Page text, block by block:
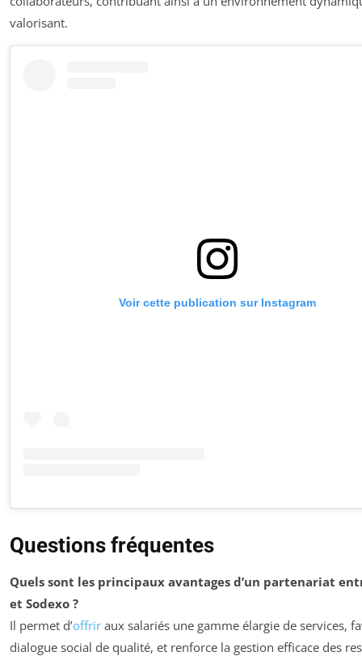
valorisant.
Voir cette publication sur Instagram
Questions fréquentes
Quels sont les principaux avantages d’un partenariat
et Sodexo ?
Il permet d’offrir aux salariés une gamme élargie de services,
dialogue social de qualité, et renforce la gestion efficace des